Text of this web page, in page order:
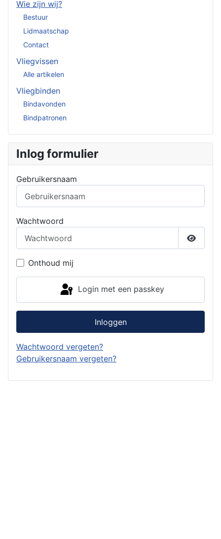
Wie zijn wij?
Bestuur
Lidmaatschap
Contact
Vliegvissen
Alle artikelen
Vliegbinden
Bindavonden
Bindpatronen
Inlog formulier
Gebruikersnaam
Wachtwoord
Toon
Onthoud mij
Login met een passkey
Inloggen
Wachtwoord vergeten?
Gebruikersnaam vergeten?